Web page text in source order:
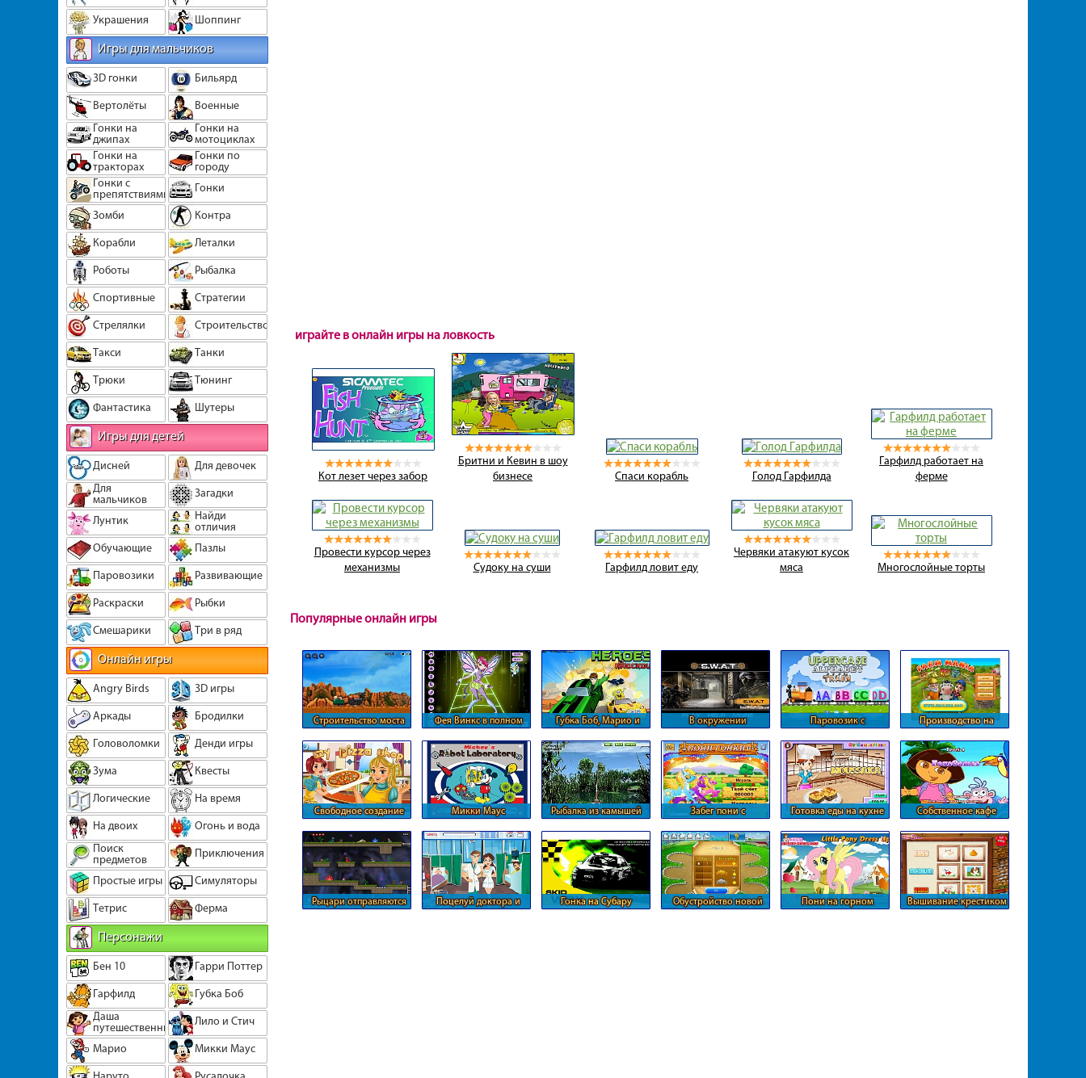
Украшения
Шоппинг
Игры для мальчиков
3D гонки
Бильярд
Вертолёты
Военные
Гонки на
джипах
Гонки на
мотоциклах
Гонки на
тракторах
Гонки по
городу
Гонки с
препятствиями
Гонки
Зомби
Контра
Корабли
Леталки
Роботы
Рыбалка
Спортивные
Стратегии
Стрелялки
Строительство
Такси
Танки
Трюки
Тюнинг
Фантастика
Шутеры
Игры для детей
Дисней
Для девочек
Для
мальчиков
Загадки
Лунтик
Найди
отличия
Обучающие
Пазлы
Паровозики
Развивающие
Раскраски
Рыбки
Смешарики
Три в ряд
Онлайн игры
Angry Birds
3D игры
Аркады
Бродилки
Головоломки
Денди игры
Зума
Квесты
Логические
На время
На двоих
Огонь и вода
Поиск
предметов
Приключения
Простые игры
Симуляторы
Тетрис
Ферма
Персонажи
Бен 10
Гарри Поттер
Гарфилд
Губка Боб
Даша
путешественница
Лило и Стич
Марио
Микки Маус
играйте в онлайн игры на ловкость
Кот лезет через забор
Бритни и Кевин в шоу
бизнесе
Спаси корабль Голод Гарфилда
Гарфилд работает на
ферме
Провести курсор через
механизмы
Судоку на суши Гарфилд ловит еду
Червяки атакуют кусок
мяса
Многослойные торты
Популярные онлайн игры
Строительство моста
Фея Винкс в полном
Губка Боб, Марио и
В окружении
Паровозик с
Производство на
Свободное создание
Микки Маус
Рыбалка из камышей
Забег пони с
Готовка еды на кухне
Собственное кафе
Рыцари отправляются
Поцелуй доктора и
Гонка на Субару
Обустройство новой
Пони на горном
Вышивание крестиком